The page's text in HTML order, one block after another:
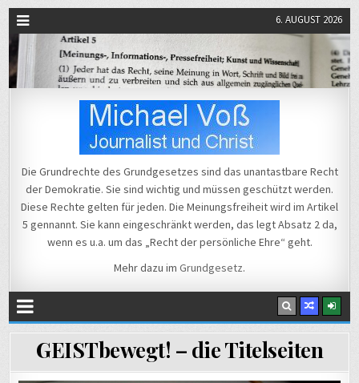
6. AUGUST 2026
Michael Voß
Die Grundrechte des Grundgesetzes sind das unantastbare Recht
der Demokratie. Sie sind wichtig und müssen geschützt werden.
Diese Rechte gelten für jeden. Die Meinungsfreiheit wird im Artikel
5 gennannt. Sie kann eingeschränkt werden, das legt Absatz 2 da,
wenn es u.a. um das „Recht der persönliche Ehre“ geht.
Mehr dazu im Grundgesetz.
GEISTbewegt! – die Titelseiten